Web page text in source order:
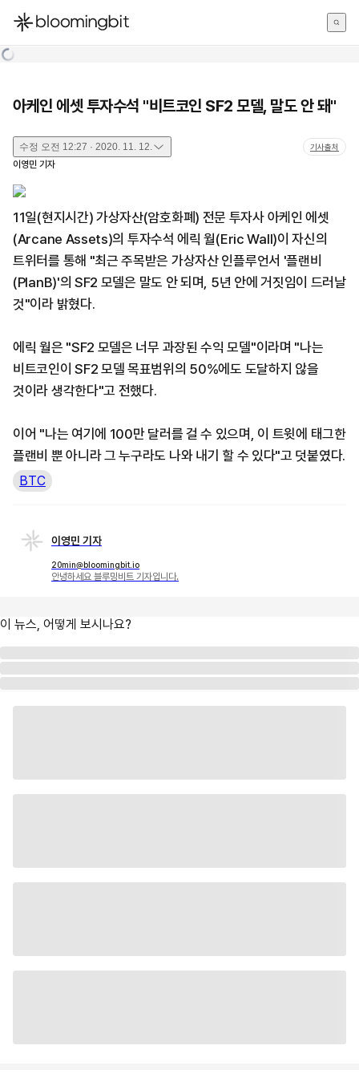
한국어
아케인 에셋 투자수석 "비트코인 SF2 모델, 말도 안 돼"
수정 오전 12:27 · 2020. 11. 12. 기사출처
이영민 기자
11일(현지시간) 가상자산(암호화폐) 전문 투자사 아케인 에셋
(Arcane Assets)의 투자수석 에릭 월(Eric Wall)이 자신의
트위터를 통해 "최근 주목받은 가상자산 인플루언서 '플랜비
(PlanB)'의 SF2 모델은 말도 안 되며, 5년 안에 거짓임이 드러날
것"이라 밝혔다.
에릭 월은 "SF2 모델은 너무 과장된 수익 모델"이라며 "나는
비트코인이 SF2 모델 목표범위의 50%에도 도달하지 않을
것이라 생각한다"고 전했다.
이어 "나는 여기에 100만 달러를 걸 수 있으며, 이 트윗에 태그한
플랜비 뿐 아니라 그 누구라도 나와 내기 할 수 있다"고 덧붙였다.
BTC
이영민 기자
20min@bloomingbit.io
안녕하세요 블루밍비트 기자입니다.
이 뉴스, 어떻게 보시나요?